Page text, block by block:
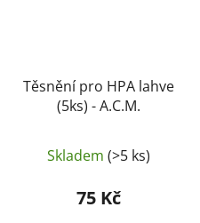
Těsnění pro HPA lahve
(5ks) - A.C.M.
Skladem (>5 ks)
75 Kč